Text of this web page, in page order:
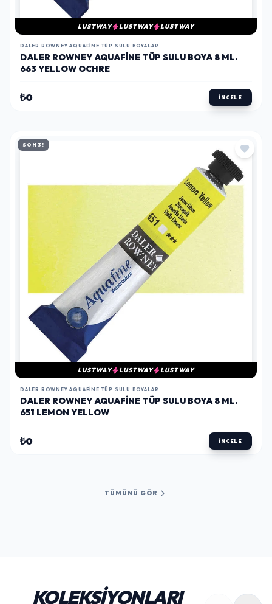
LUSTWAY LUSTWAY LUSTWAY
DALER ROWNEY AQUAFINE TÜP SULU BOYALAR
DALER ROWNEY AQUAFINE TÜP SULU BOYA 8 ML.
663 YELLOW OCHRE
₺0 İNCELE
SON 3!
LUSTWAY LUSTWAY LUSTWAY
DALER ROWNEY AQUAFINE TÜP SULU BOYALAR
DALER ROWNEY AQUAFINE TÜP SULU BOYA 8 ML.
651 LEMON YELLOW
₺0 İNCELE
TÜMÜNÜ GÖR
KOLEKSİYONLARI